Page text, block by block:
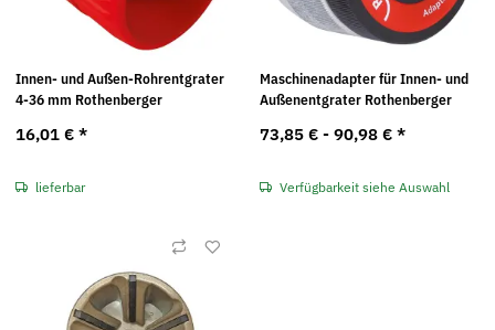
Innen- und Außen-Rohrentgrater
4-36 mm Rothenberger
16,01 € *
lieferbar
Maschinenadapter für Innen- und
Außenentgrater Rothenberger
73,85 € - 90,98 € *
Verfügbarkeit siehe Auswahl